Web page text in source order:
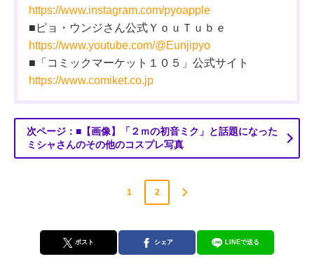
https://www.instagram.com/pyoapple
■ピョ・ウンジさん公式ＹｏｕＴｕｂｅ
https://www.youtube.com/@Eunjipyo
■「コミックマーケット１０５」公式サイト
https://www.comiket.co.jp
次ページ：■【画像】「２ｍの初音ミク」と話題になった
ミシャさんのその他のコスプレ写真
1 2
ポスト シェア LINEで送る